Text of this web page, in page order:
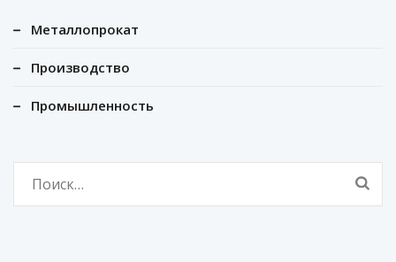
Металлопрокат
Производство
Промышленность